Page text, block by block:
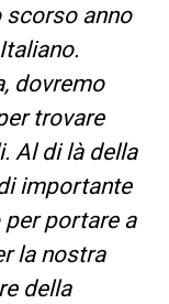
scorso anno
dovremo
trovare
Al di là della
importante
portare a
la nostra
della